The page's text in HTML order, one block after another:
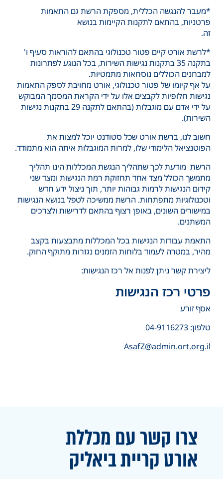
*מעבר להנגשה הכללית, מספקת הרשת גם התאמות
פרטניות, בהתאם לתקנות הקיימות בנושא
זה.
*לרשת אורט קיים פטור טכנולוגי בהתאם להוראות סעיף ו'
בתקנה 35 בתקנות נגישות השירות, בכל הנוגע לפתרונות
למבחנים הכוללים נוסחאות מתמטיות.
על אף קיומו של פטור טכנולוגי, אורט מחויבת לספק התאמות
נגישות חלופיות לקבצים אלו על ידי הקראת המסמך המבוקש
על ידי אדם עם מוגבלות (בהתאם לתקנה 29 בתקנות נגישות
השירות).
חשוב לנו, ברשת אורט שכל סטודנט יוכל למצות את
הפוטנציאל הלימודי שלו, למרות המוגבלות איתה הוא מתמודד.
הרשת מודעת לכך שתהליך הנגשת המכללות הינו תהליך
מתמשך הכולל מצד אחד תחזוקת רמת הנגישות ומצד שני
קידום הנגישות לרמות גבוהות יותר, תוך ניצול ידע חדש
וטכנולוגיות מתפתחות. הרשת ממשיכה לטפל בנושא הנגישות
במישורים השונים, באופן רצוף בהתאם לדרישות ולצרכים
המשתנים.
התאמת עבודות הנגישות בכל המכללות מתבצעות בקצב
מהיר, במטרה לעמוד בלוחות הזמנים נגזרות מתוקף החוק.
ליצירת קשר ניתן לפנות אל רכז הנגישות:
פרטי רכז הנגישות
אסף זורע
טלפון: 04-9116273
AsafZ@admin.ort.org.il
צרו קשר עם מכללת
אורטקריית ביאליק